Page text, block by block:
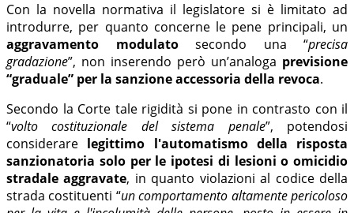
Con la novella normativa il legislatore si è limitato ad
introdurre, per quanto concerne le pene principali, un
aggravamento modulatosecondo una “precisa
gradazione”, non inserendo però un’analoga previsione
“graduale” per la sanzione accessoria della revoca.
Secondo la Corte tale rigidità si pone in contrasto con il
“volto costituzionale del sistema penale”, potendosi
considerare legittimo l'automatismo della risposta
sanzionatoria solo per le ipotesi di lesioni o omicidio
stradale aggravate, in quanto violazioni al codice della
strada costituenti “un comportamento altamente pericoloso